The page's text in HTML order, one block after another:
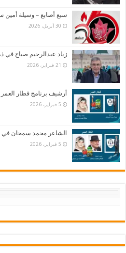
سبع أصابع – وسيلة أمين
30 أبريل، 2026
زياد عبدالرحيم صباح في
21 فبراير، 2026
أرشيف برنامج قطار العمر
5 فبراير، 2026
الشاعر محمد سمحان في
5 فبراير، 2026